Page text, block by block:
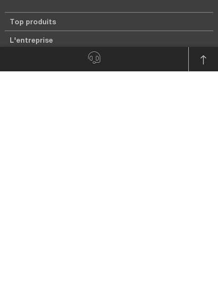
Top produits
L'entreprise
Informations juridiques